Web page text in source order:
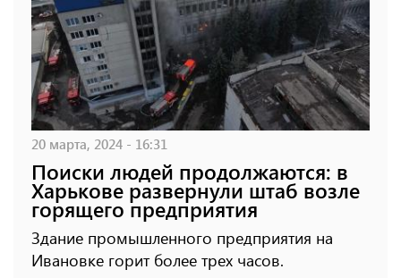
20 марта, 2024 - 16:31
Поиски людей продолжаются: в
Харькове развернули штаб возле
горящего предприятия
Здание промышленного предприятия на
Ивановке горит более трех часов.